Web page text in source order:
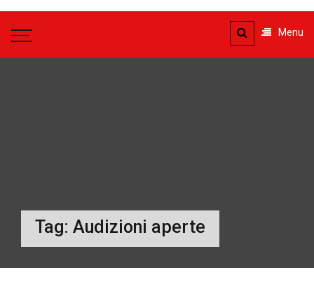
teatrali
Menu
Tag: Audizioni aperte